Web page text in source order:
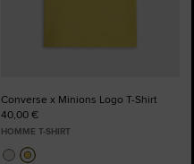
Converse x Minions Logo T-Shirt
40,00 €
HOMME T-SHIRT